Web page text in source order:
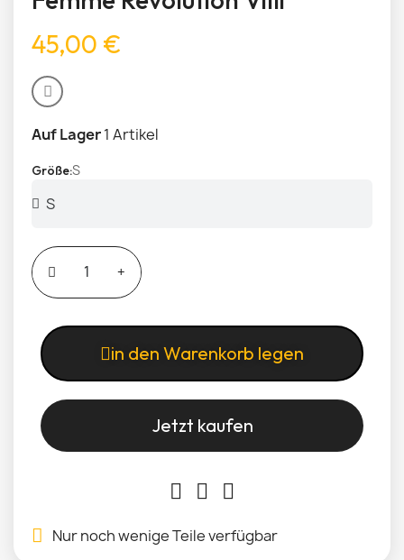
45,00 €
Auf Lager1 Artikel
GrößeS
in den Warenkorb legen
Jetzt kaufen
Nur noch wenige Teile verfügbar